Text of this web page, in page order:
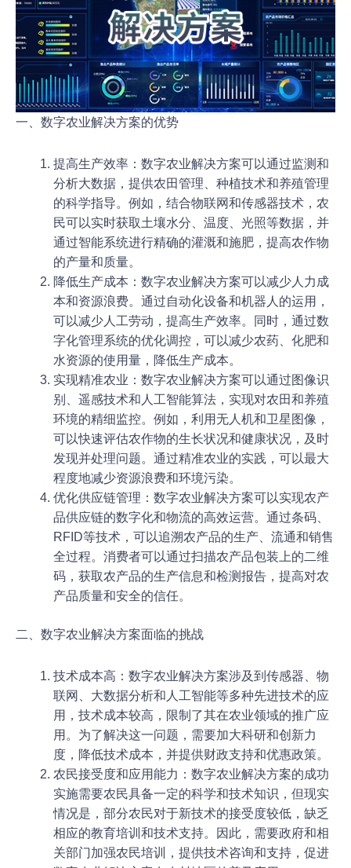
一、数字农业解决方案的优势
提高生产效率：数字农业解决方案可以通过监测和
分析大数据，提供农田管理、种植技术和养殖管理
的科学指导。例如，结合物联网和传感器技术，农
民可以实时获取土壤水分、温度、光照等数据，并
通过智能系统进行精确的灌溉和施肥，提高农作物
的产量和质量。
降低生产成本：数字农业解决方案可以减少人力成
本和资源浪费。通过自动化设备和机器人的运用，
可以减少人工劳动，提高生产效率。同时，通过数
字化管理系统的优化调控，可以减少农药、化肥和
水资源的使用量，降低生产成本。
实现精准农业：数字农业解决方案可以通过图像识
别、遥感技术和人工智能算法，实现对农田和养殖
环境的精细监控。例如，利用无人机和卫星图像，
可以快速评估农作物的生长状况和健康状况，及时
发现并处理问题。通过精准农业的实践，可以最大
程度地减少资源浪费和环境污染。
优化供应链管理：数字农业解决方案可以实现农产
品供应链的数字化和物流的高效运营。通过条码、
RFID等技术，可以追溯农产品的生产、流通和销售
全过程。消费者可以通过扫描农产品包装上的二维
码，获取农产品的生产信息和检测报告，提高对农
产品质量和安全的信任。
二、数字农业解决方案面临的挑战
技术成本高：数字农业解决方案涉及到传感器、物
联网、大数据分析和人工智能等多种先进技术的应
用，技术成本较高，限制了其在农业领域的推广应
用。为了解决这一问题，需要加大科研和创新力
度，降低技术成本，并提供财政支持和优惠政策。
农民接受度和应用能力：数字农业解决方案的成功
实施需要农民具备一定的科学和技术知识，但现实
情况是，部分农民对于新技术的接受度较低，缺乏
相应的教育培训和技术支持。因此，需要政府和相
关部门加强农民培训，提供技术咨询和支持，促进